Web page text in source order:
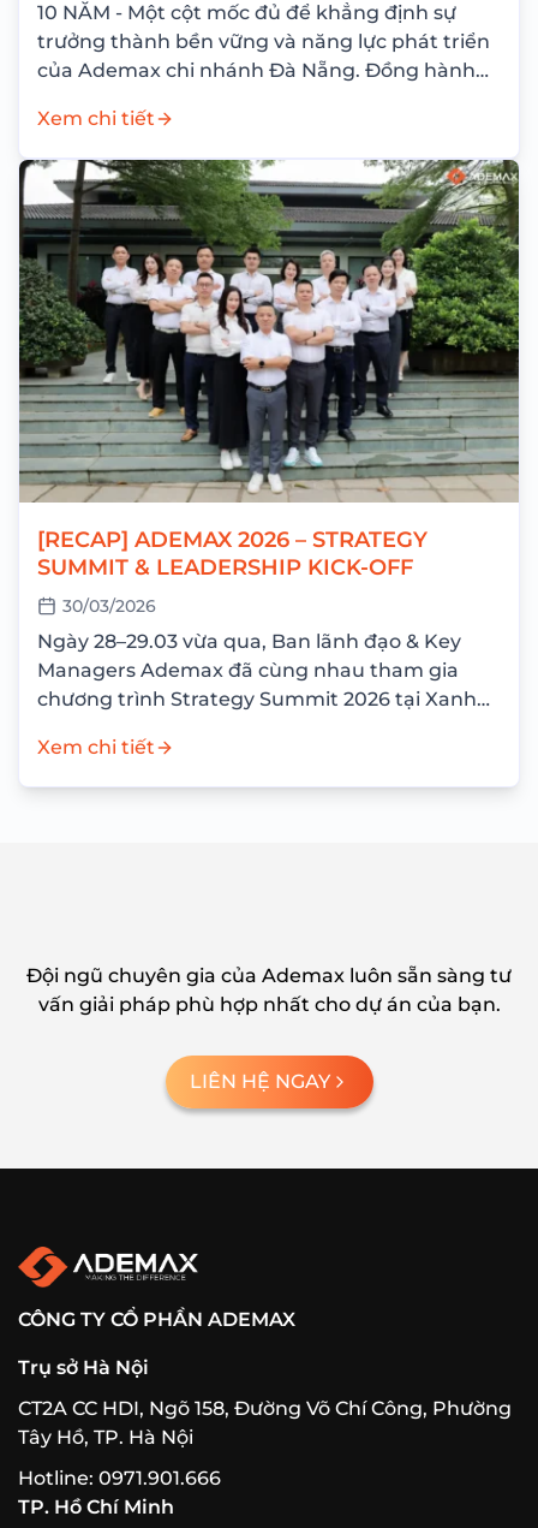
10 NĂM - Một cột mốc đủ để khẳng định sự
trưởng thành bền vững và năng lực phát triển
của Ademax chi nhánh Đà Nẵng. Đồng hành
Xem chi tiết
[RECAP] ADEMAX 2026 – STRATEGY
SUMMIT & LEADERSHIP KICK-OFF
30/03/2026
Ngày 28–29.03 vừa qua, Ban lãnh đạo & Key
Managers Ademax đã cùng nhau tham gia
chương trình Strategy Summit 2026 tại Xanh
Xem chi tiết
Đội ngũ chuyên gia của Ademax luôn sẵn sàng tư
vấn giải pháp phù hợp nhất cho dự án của bạn.
LIÊN HỆ NGAY
CÔNG TY CỔ PHẦN ADEMAX
Trụ sở Hà Nội
CT2A CC HDI, Ngõ 158, Đường Võ Chí Công, Phường
Tây Hồ, TP. Hà Nội
Hotline: 0971.901.666
TP. Hồ Chí Minh